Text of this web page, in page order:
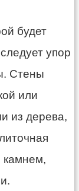
будет
упор
Стены
или
из дерева,
камнем,